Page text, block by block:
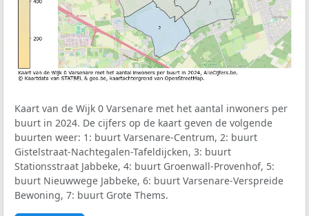
Kaart van de Wijk 0 Varsenare met het aantal inwoners per
buurt in 2024. De cijfers op de kaart geven de volgende
buurten weer: 1: buurt Varsenare-Centrum, 2: buurt
Gistelstraat-Nachtegalen-Tafeldijcken, 3: buurt
Stationsstraat Jabbeke, 4: buurt Groenwall-Provenhof, 5:
buurt Nieuwwege Jabbeke, 6: buurt Varsenare-Verspreide
Bewoning, 7: buurt Grote Thems.